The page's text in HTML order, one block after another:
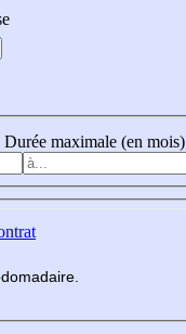
Durée maximale (en mois)
madaire